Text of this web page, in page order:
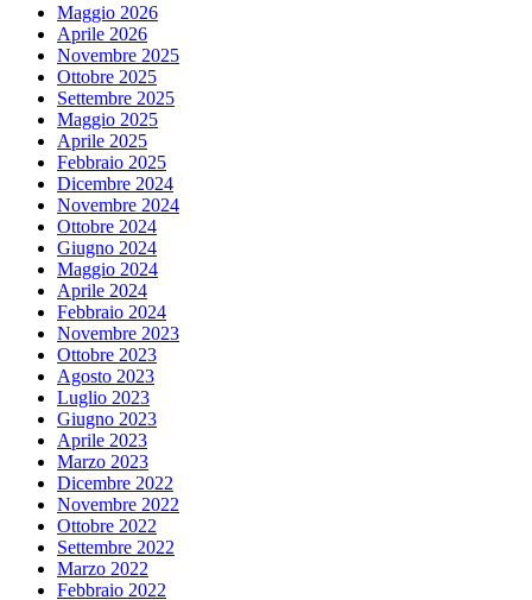
Maggio 2026
Aprile 2026
Novembre 2025
Ottobre 2025
Settembre 2025
Maggio 2025
Aprile 2025
Febbraio 2025
Dicembre 2024
Novembre 2024
Ottobre 2024
Giugno 2024
Maggio 2024
Aprile 2024
Febbraio 2024
Novembre 2023
Ottobre 2023
Agosto 2023
Luglio 2023
Giugno 2023
Aprile 2023
Marzo 2023
Dicembre 2022
Novembre 2022
Ottobre 2022
Settembre 2022
Marzo 2022
Febbraio 2022